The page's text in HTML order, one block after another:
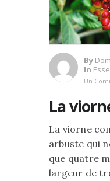
By
In
Un
La
La viorne
arbuste qui
que quatre
largeur de